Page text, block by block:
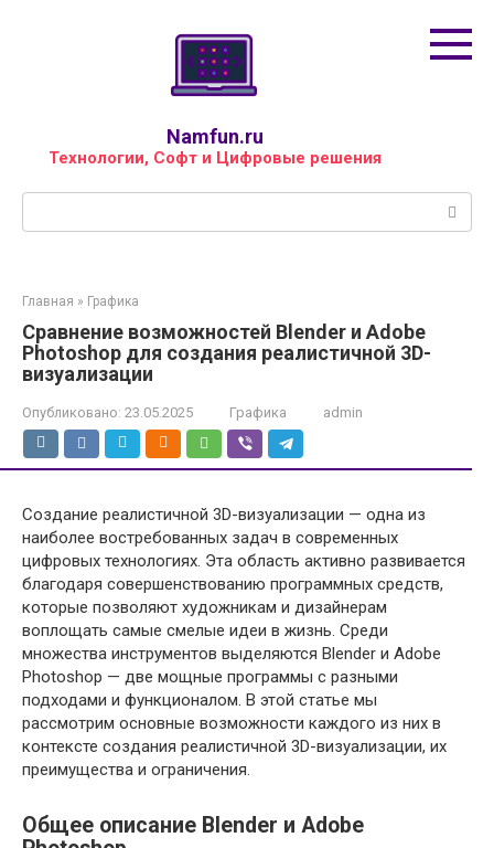
Namfun.ru
Технологии, Софт и Цифровые решения
Главная » Графика
Сравнение возможностей Blender и Adobe
Photoshop для создания реалистичной 3D-
визуализации
Опубликовано: 23.05.2025 Графика admin
Создание реалистичной 3D-визуализации — одна из
наиболее востребованных задач в современных
цифровых технологиях. Эта область активно развивается
благодаря совершенствованию программных средств,
которые позволяют художникам и дизайнерам
воплощать самые смелые идеи в жизнь. Среди
множества инструментов выделяются Blender и Adobe
Photoshop — две мощные программы с разными
подходами и функционалом. В этой статье мы
рассмотрим основные возможности каждого из них в
контексте создания реалистичной 3D-визуализации, их
преимущества и ограничения.
Общее описание Blender и Adobe